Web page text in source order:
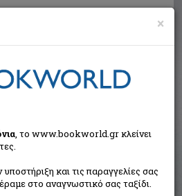
αναζήτησης
Nora (2 βιβλία)
×
, το www.bookworld.gr κλείνει
και τις παραγγελίες σας
στο αναγνωστικό σας ταξίδι.